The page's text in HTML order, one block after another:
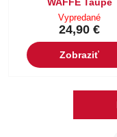
Vypredané
24,90 €
Zobraziť